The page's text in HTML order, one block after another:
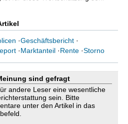
·Geschäftsbericht ·
·Marktanteil ·Rente ·Storno
sind gefragt
andere Leser eine wesentliche
sein. Bitte
unter den Artikel in das